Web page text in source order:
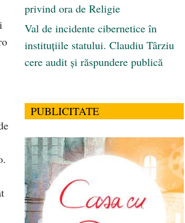
privind ora de Religie
Val de incidente cibernetice în
instituțiile statului. Claudiu Târziu
cere audit și răspundere publică
PUBLICITATE